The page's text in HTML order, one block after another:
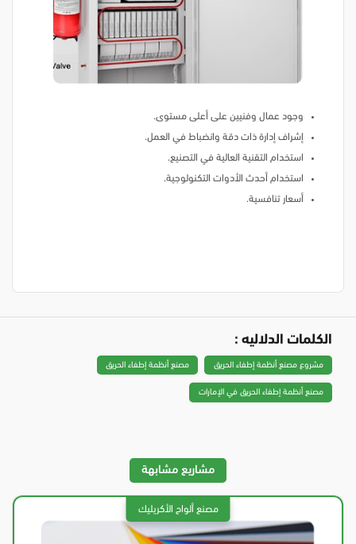
وجود عمال وفنيين على أعلى مستوى.
إشراف إدارة ذات دقة وانضباط في العمل.
استخدام التقنية العالية في التصنيع.
استخدام أحدث الأدوات التكنولوجية.
أسعار تنافسية.
الكلمات الدلاليه :
مشروع مصنع أنظمة إطفاء الحريق مصنع أنظمة إطفاء الحريق
مصنع أنظمة إطفاء الحريق في الإمارات
مشاريع مشابهة